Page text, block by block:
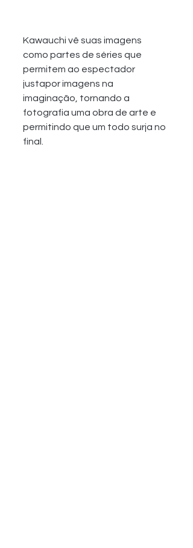
Kawauchi vê suas imagens
como partes de séries que
permitem ao espectador
justapor imagens na
imaginação, tornando a
fotografia uma obra de arte e
permitindo que um todo surja no
final.